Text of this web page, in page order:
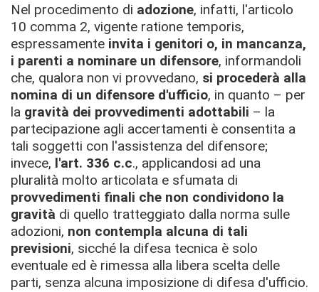
Nel procedimento di adozione, infatti, l'articolo
10 comma 2, vigente ratione temporis,
espressamente invita i genitori o, in mancanza,
i parenti a nominare un difensore, informandoli
che, qualora non vi provvedano, si procederà alla
nomina di un difensore d'ufficio, in quanto – per
la gravità dei provvedimenti adottabili – la
partecipazione agli accertamenti è consentita a
tali soggetti con l'assistenza del difensore;
invece, l'art. 336 c.c., applicandosi ad una
pluralità molto articolata e sfumata di
provvedimenti finali che non condividono la
gravità di quello tratteggiato dalla norma sulle
adozioni, non contempla alcuna di tali
previsioni, sicché la difesa tecnica è solo
eventuale ed è rimessa alla libera scelta delle
parti, senza alcuna imposizione di difesa d'ufficio.